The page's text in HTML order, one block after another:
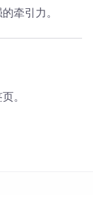
牵引力。
。